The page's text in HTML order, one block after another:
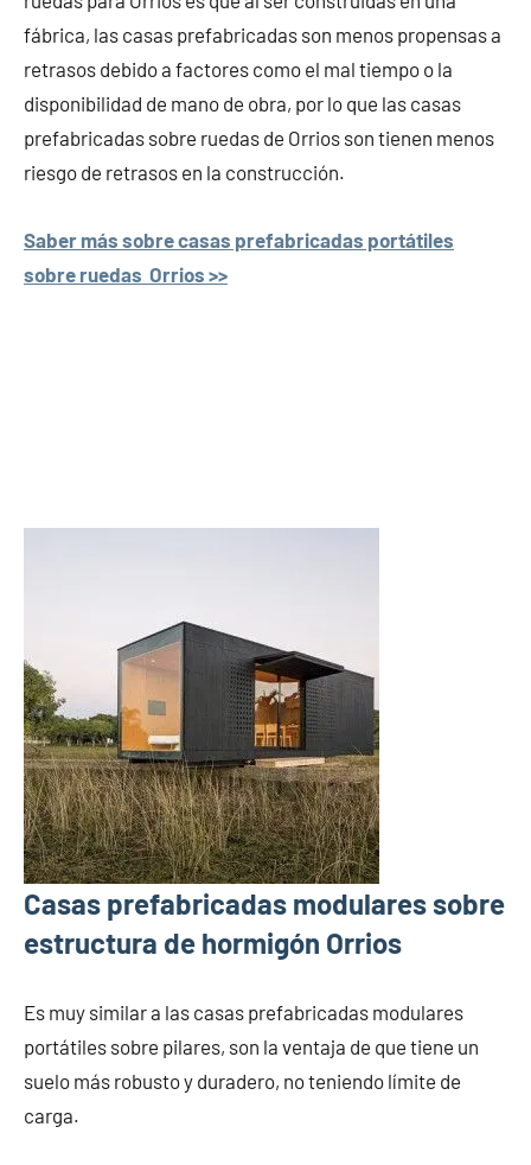
fábrica, las casas prefabricadas son menos propensas a
retrasos debido a factores como el mal tiempo o la
disponibilidad de mano de obra, por lo que las casas
prefabricadas sobre ruedas de Orrios son tienen menos
riesgo de retrasos en la construcción.
Saber más sobre casas prefabricadas portátiles
sobre ruedas Orrios >>
Casas prefabricadas modulares sobre
estructura de hormigón Orrios
Es muy similar a las casas prefabricadas modulares
portátiles sobre pilares, son la ventaja de que tiene un
suelo más robusto y duradero, no teniendo límite de
carga.